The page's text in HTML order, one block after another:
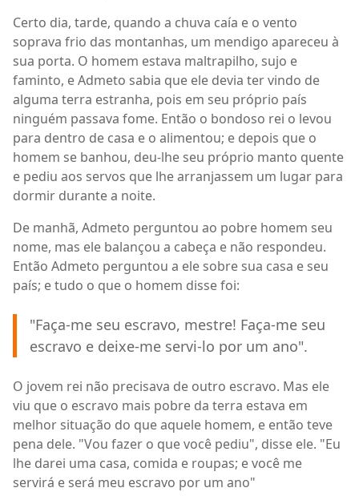
Certo dia, tarde, quando a chuva caía e o vento
soprava frio das montanhas, um mendigo apareceu à
sua porta. O homem estava maltrapilho, sujo e
faminto, e Admeto sabia que ele devia ter vindo de
alguma terra estranha, pois em seu próprio país
ninguém passava fome. Então o bondoso rei o levou
para dentro de casa e o alimentou; e depois que o
homem se banhou, deu-lhe seu próprio manto quente
e pediu aos servos que lhe arranjassem um lugar para
dormir durante a noite.
De manhã, Admeto perguntou ao pobre homem seu
nome, mas ele balançou a cabeça e não respondeu.
Então Admeto perguntou a ele sobre sua casa e seu
país; e tudo o que o homem disse foi:
"Faça-me seu escravo, mestre! Faça-me seu
escravo e deixe-me servi-lo por um ano".
O jovem rei não precisava de outro escravo. Mas ele
viu que o escravo mais pobre da terra estava em
melhor situação do que aquele homem, e então teve
pena dele. "Vou fazer o que você pediu", disse ele. "Eu
lhe darei uma casa, comida e roupas; e você me
servirá e será meu escravo por um ano"